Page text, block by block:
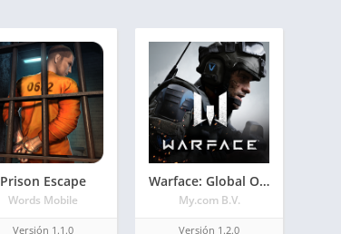
Prison Escape
Words Mobile
Versión 1.1.0
Warface: Global Operations. PvP Shooter de guerra
My.com B.V.
Versión 1.2.0